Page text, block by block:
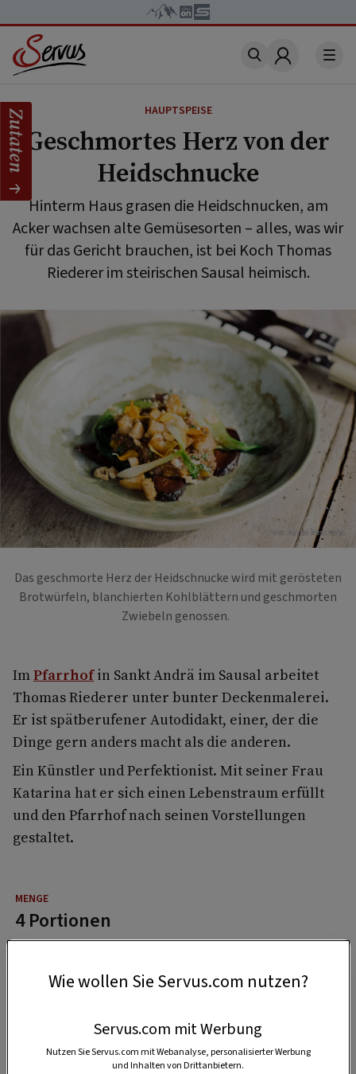
Account
HAUPTSPEISE
Geschmortes Herz von der
Heidschnucke
Hinterm Haus grasen die Heidschnucken, am
Acker wachsen alte Gemüsesorten – alles, was wir
für das Gericht brauchen, ist bei Koch Thomas
Riederer im steirischen Sausal heimisch.
Foto: Marko Mestrovic
Das geschmorte Herz der Heidschnucke wird mit gerösteten
Brotwürfeln, blanchierten Kohlblättern und geschmorten
Zwiebeln genossen.
ImPfarrhofin Sankt Andrä im Sausal arbeitet
Thomas Riederer unter bunter Deckenmalerei.
Er ist spätberufener Autodidakt, einer, der die
Dinge gern anders macht als die anderen.
Ein Künstler und Perfektionist. Mit seiner Frau
Katarina hat er sich einen Lebenstraum erfüllt
und den Pfarrhof nach seinen Vorstellungen
gestaltet.
4 Portionen
25 Minuten
1:20 Stunden
Zutaten
Wie wollen Sie Servus.com nutzen?
Servus.com mit Werbung
Nutzen Sie Servus.com mit Webanalyse, personalisierter Werbung
und Inhalten von Drittanbietern.